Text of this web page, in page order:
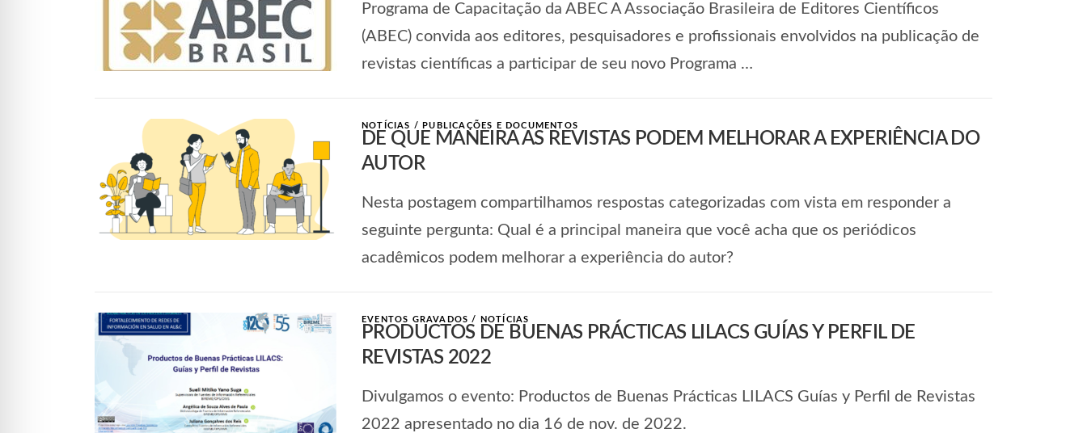
Programa de Capacitação da ABEC A Associação Brasileira de Editores Científicos
(ABEC) convida aos editores, pesquisadores e profissionais envolvidos na publicação de
revistas científicas a participar de seu novo Programa …
NOTÍCIAS / PUBLICAÇÕES E DOCUMENTOS
DE QUE MANEIRA AS REVISTAS PODEM MELHORAR A EXPERIÊNCIA DO
AUTOR
Nesta postagem compartilhamos respostas categorizadas com vista em responder a
seguinte pergunta: Qual é a principal maneira que você acha que os periódicos
acadêmicos podem melhorar a experiência do autor?
EVENTOS GRAVADOS / NOTÍCIAS
PRODUCTOS DE BUENAS PRÁCTICAS LILACS GUÍAS Y PERFIL DE
REVISTAS 2022
Divulgamos o evento: Productos de Buenas Prácticas LILACS Guías y Perfil de Revistas
2022 apresentado no dia 16 de nov. de 2022.